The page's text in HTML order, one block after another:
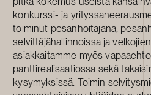
konkurssi- ja
toiminut pesänhoitajana,
selvittäjähallinnoissa ja
asiakkaitamme myös
panttirealisaatiossa sekä
kysymyksissä. Toimin